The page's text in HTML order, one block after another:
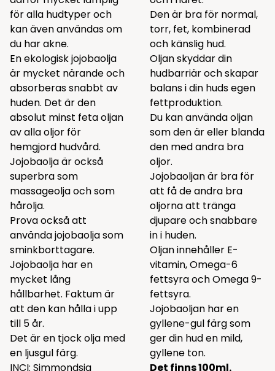
för alla hudtyper och
kan även användas om
du har akne.
En ekologisk jojobaolja
är mycket närande och
absorberas snabbt av
huden. Det är den
absolut minst feta oljan
av alla oljor för
hemgjord hudvård.
Jojobaolja är också
superbra som
massageolja och som
hårolja.
Prova också att
använda jojobaolja som
sminkborttagare.
Jojobaolja har en
mycket lång
hållbarhet. Faktum är
att den kan hålla i upp
till 5 år.
Det är en tjock olja med
en ljusgul färg.
INCI: Simmondsia
Den är bra för normal,
torr, fet, kombinerad
och känslig hud.
Oljan skyddar din
hudbarriär och skapar
balans i din huds egen
fettproduktion.
Du kan använda oljan
som den är eller blanda
den med andra bra
oljor.
Jojobaoljan är bra för
att få de andra bra
oljorna att tränga
djupare och snabbare
in i huden.
Oljan innehåller E-
vitamin, Omega-6
fettsyra och Omega 9-
fettsyra.
Jojobaoljan har en
gyllene-gul färg som
ger din hud en mild,
gyllene ton.
Det finns 100ml.